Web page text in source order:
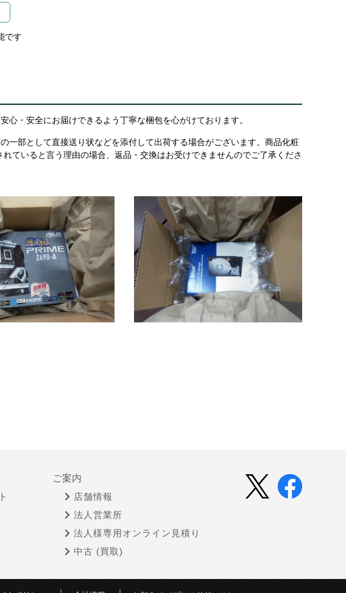
です
・安全にお届けできるよう丁寧な梱包を心がけております。
一部として直接送り状などを添付して出荷する場合がございます。商品化粧
ていると言う理由の場合、返品・交換はお受けできませんのでご了承くださ
ご案内
店舗情報
法人営業所
法人様専用オンライン見積り
中古 (買取)